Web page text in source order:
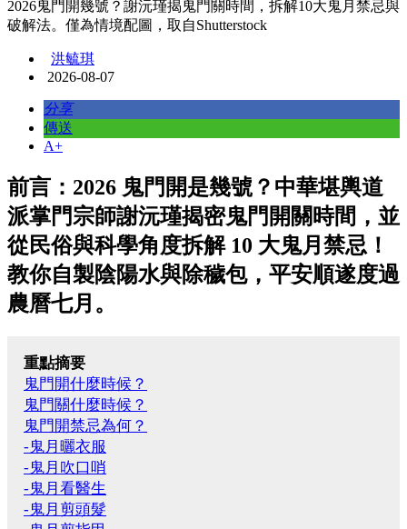
2026鬼門開幾號？謝沅瑾揭鬼門關時間，拆解10大鬼月禁忌與
破解法。僅為情境配圖，取自Shutterstock
洪毓琪
2026-08-07
分享
傳送
A+
前言：2026 鬼門開是幾號？中華堪輿道
派掌門宗師謝沅瑾揭密鬼門開關時間，並
從民俗與科學角度拆解 10 大鬼月禁忌！
教你自製陰陽水與除穢包，平安順遂度過
農曆七月。
重點摘要
鬼門開什麼時候？
鬼門關什麼時候？
鬼門開禁忌為何？
-鬼月曬衣服
-鬼月吹口哨
-鬼月看醫生
-鬼月剪頭髮